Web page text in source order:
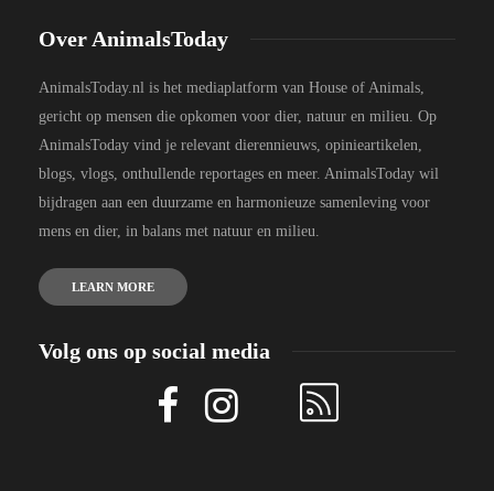
Over AnimalsToday
AnimalsToday.nl is het mediaplatform van House of Animals,
gericht op mensen die opkomen voor dier, natuur en milieu. Op
AnimalsToday vind je relevant dierennieuws, opinieartikelen,
blogs, vlogs, onthullende reportages en meer. AnimalsToday wil
bijdragen aan een duurzame en harmonieuze samenleving voor
mens en dier, in balans met natuur en milieu.
LEARN MORE
Volg ons op social media